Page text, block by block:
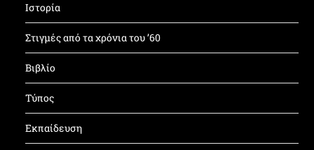
Ιστορία
Στιγμές από τα χρόνια του ’60
Βιβλίο
Τύπος
Εκπαίδευση